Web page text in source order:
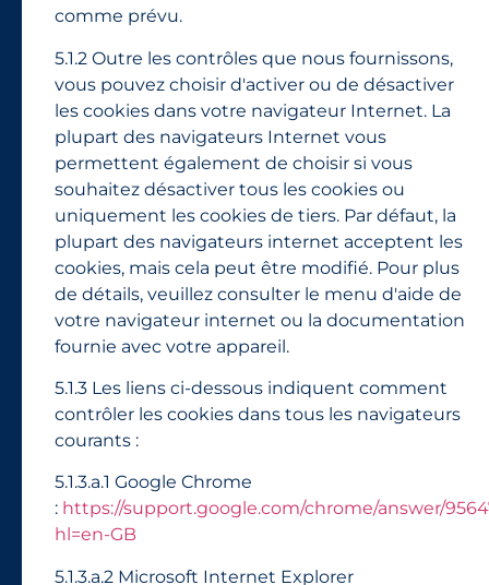
comme prévu.
5.1.2 Outre les contrôles que nous fournissons,
vous pouvez choisir d'activer ou de désactiver
les cookies dans votre navigateur Internet. La
plupart des navigateurs Internet vous
permettent également de choisir si vous
souhaitez désactiver tous les cookies ou
uniquement les cookies de tiers. Par défaut, la
plupart des navigateurs internet acceptent les
cookies, mais cela peut être modifié. Pour plus
de détails, veuillez consulter le menu d'aide de
votre navigateur internet ou la documentation
fournie avec votre appareil.
5.1.3 Les liens ci-dessous indiquent comment
contrôler les cookies dans tous les navigateurs
courants :
5.1.3.a.1 Google Chrome
: https://support.google.com/chrome/answer/
hl=en-GB
5.1.3.a.2 Microsoft Internet Explorer